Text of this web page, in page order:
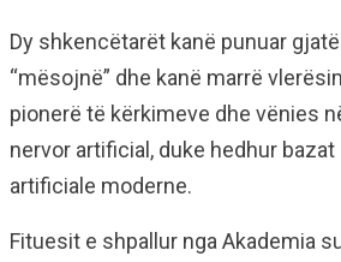
Dy shkencëtarët kanë punuar
“mësojnë” dhe kanë marrë
pionerë të kërkimeve dhe vënies
nervor artificial, duke hedhur
artificiale moderne.
Fituesit e shpallur nga Akademia